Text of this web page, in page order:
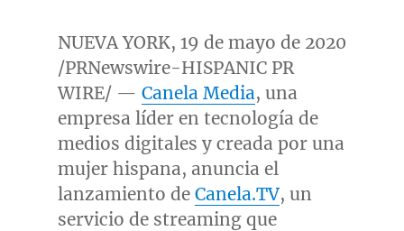
NUEVA YORK, 19 de mayo de 2020
/PRNewswire-HISPANIC PR
WIRE/ — Canela Media, una
empresa líder en tecnología de
medios digitales y creada por una
mujer hispana, anuncia el
lanzamiento de Canela.TV, un
servicio de streaming que